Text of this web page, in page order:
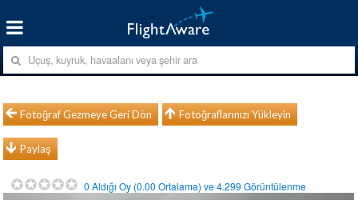
Fotoğraf Gezmeye Geri Dön Fotoğraflarınızı Yükleyin
Paylaş
0 Aldığı Oy (0.00 Ortalama) ve4.299 Görüntülenme